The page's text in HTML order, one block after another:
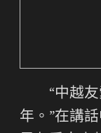
“中越
年。”在講